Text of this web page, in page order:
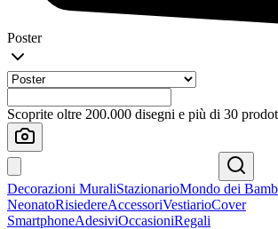
Poster
Scoprite oltre 200.000 disegni e più di 30
Decorazioni MuraliStazionarioMondo dei
NeonatoRisiedereAccessoriVestiarioCover
SmartphoneAdesiviOccasioniRegali